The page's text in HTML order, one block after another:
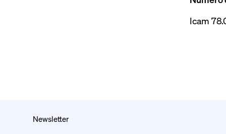
Icam
Newsletter